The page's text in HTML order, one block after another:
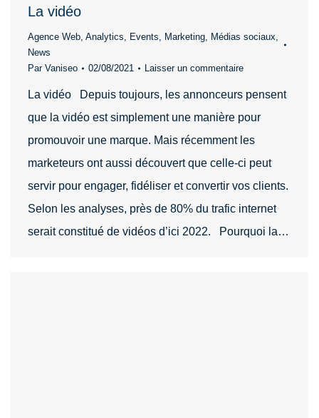
La vidéo
Agence Web, Analytics, Events, Marketing, Médias sociaux,
News
Par Vaniseo 02/08/2021 Laisser un commentaire
La vidéo Depuis toujours, les annonceurs pensent
que la vidéo est simplement une manière pour
promouvoir une marque. Mais récemment les
marketeurs ont aussi découvert que celle-ci peut
servir pour engager, fidéliser et convertir vos clients.
Selon les analyses, près de 80% du trafic internet
serait constitué de vidéos d’ici 2022. Pourquoi la…